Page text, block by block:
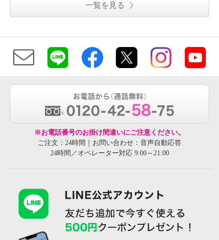
一覧を見る
※お電話番号のお掛け間違いにご注意ください。
ご注文：24時間｜お問い合わせ：音声自動応答
24時間／オペレーター対応 9:00～21:00